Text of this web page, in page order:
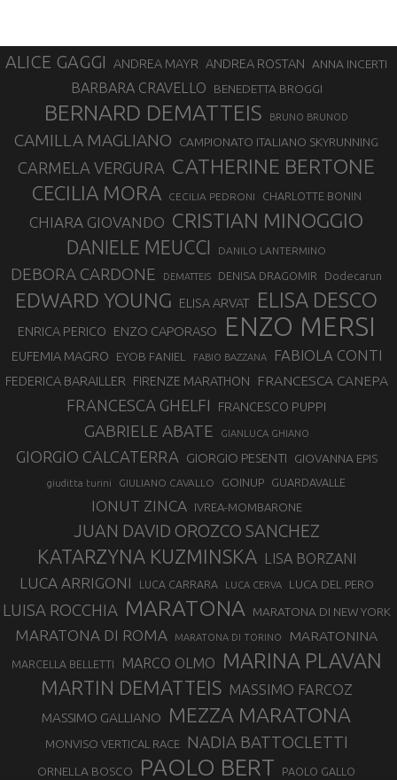
ALICE GAGGI ANDREA MAYR ANDREA ROSTAN ANNA INCERTI
BARBARA CRAVELLO BENEDETTA BROGGI
BERNARD DEMATTEIS BRUNO BRUNOD
CAMILLA MAGLIANO CAMPIONATO ITALIANO SKYRUNNING
CARMELA VERGURA CATHERINE BERTONE
CECILIA MORA CECILIA PEDRONI CHARLOTTE BONIN
CHIARA GIOVANDO CRISTIAN MINOGGIO
DANIELE MEUCCI DANILO LANTERMINO
DEBORA CARDONE DEMATTEIS DENISA DRAGOMIR Dodecarun
EDWARD YOUNG ELISA ARVAT ELISA DESCO
ENRICA PERICO ENZO CAPORASO ENZO MERSI
EUFEMIA MAGRO EYOB FANIEL FABIO BAZZANA FABIOLA CONTI
FEDERICA BARAILLER FIRENZE MARATHON FRANCESCA CANEPA
FRANCESCA GHELFI FRANCESCO PUPPI
GABRIELE ABATE GIANLUCA GHIANO
GIORGIO CALCATERRA GIORGIO PESENTI GIOVANNA EPIS
giuditta turini GIULIANO CAVALLO GOINUP GUARDAVALLE
IONUT ZINCA IVREA-MOMBARONE
JUAN DAVID OROZCO SANCHEZ
KATARZYNA KUZMINSKA LISA BORZANI
LUCA ARRIGONI LUCA CARRARA LUCA CERVA LUCA DEL PERO
LUISA ROCCHIA MARATONA MARATONA DI NEW YORK
MARATONA DI ROMA MARATONA DI TORINO MARATONINA
MARCELLA BELLETTI MARCO OLMO MARINA PLAVAN
MARTIN DEMATTEIS MASSIMO FARCOZ
MASSIMO GALLIANO MEZZA MARATONA
MONVISO VERTICAL RACE NADIA BATTOCLETTI
ORNELLA BOSCO PAOLO BERT PAOLO GALLO